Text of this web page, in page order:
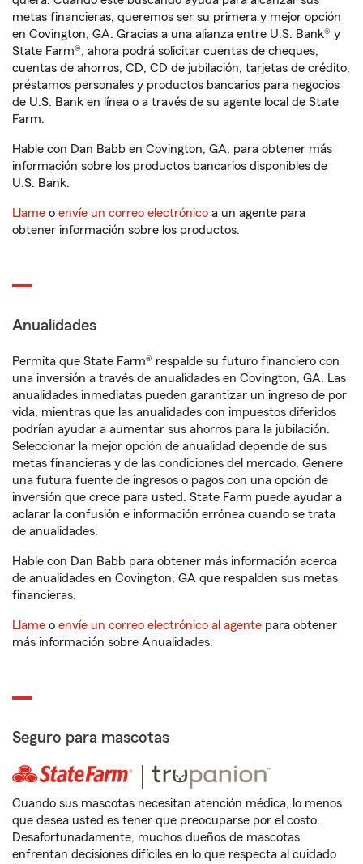
metas financieras, queremos ser su primera y mejor opción
en Covington, GA. Gracias a una alianza entre U.S. Bank® y
State Farm®, ahora podrá solicitar cuentas de cheques,
cuentas de ahorros, CD, CD de jubilación, tarjetas de crédito,
préstamos personales y productos bancarios para negocios
de U.S. Bank en línea o a través de su agente local de State
Farm.
Hable con Dan Babb en Covington, GA, para obtener más
información sobre los productos bancarios disponibles de
U.S. Bank.
Llame o envíe un correo electrónico a un agente para
obtener información sobre los productos.
Anualidades
Permita que State Farm® respalde su futuro financiero con
una inversión a través de anualidades en Covington, GA. Las
anualidades inmediatas pueden garantizar un ingreso de por
vida, mientras que las anualidades con impuestos diferidos
podrían ayudar a aumentar sus ahorros para la jubilación.
Seleccionar la mejor opción de anualidad depende de sus
metas financieras y de las condiciones del mercado. Genere
una futura fuente de ingresos o pagos con una opción de
inversión que crece para usted. State Farm puede ayudar a
aclarar la confusión e información errónea cuando se trata
de anualidades.
Hable con Dan Babb para obtener más información acerca
de anualidades en Covington, GA que respalden sus metas
financieras.
Llame o envíe un correo electrónico al agente para obtener
más información sobre Anualidades.
Seguro para mascotas
Cuando sus mascotas necesitan atención médica, lo menos
que desea usted es tener que preocuparse por el costo.
Desafortunadamente, muchos dueños de mascotas
enfrentan decisiones difíciles en lo que respecta al cuidado